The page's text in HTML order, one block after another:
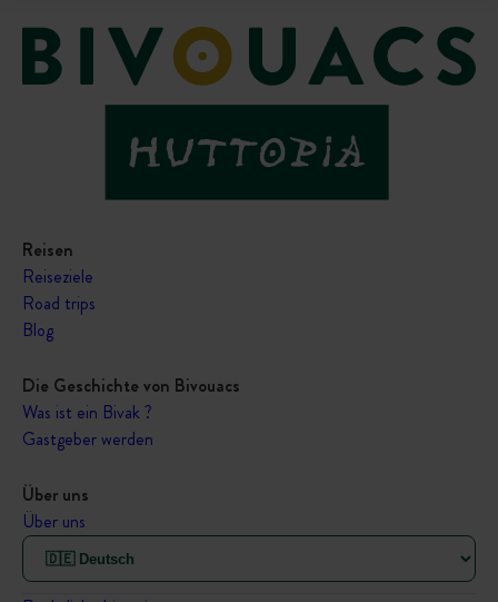
Reisen
Reiseziele
Road trips
Blog
Die Geschichte von Bivouacs
Was ist ein Bivak ?
Gastgeber werden
Über uns
Über uns